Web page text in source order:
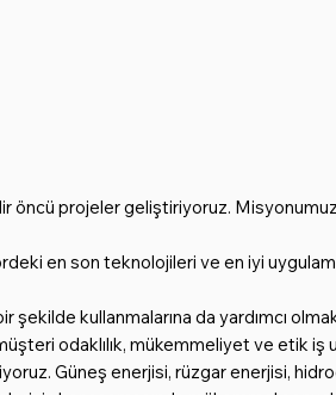
projeler geliştiriyoruz.
en son teknolojileri ve en iyi
kullanmalarına da yardımcı
odaklılık, mükemmeliyet ve etik iş
Güneş enerjisi, rüzgar enerjisi,